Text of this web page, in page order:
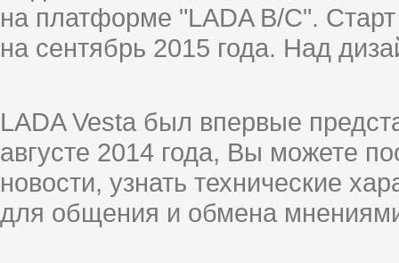
на платформе "LADA B/C".
на сентябрь 2015 года. Над
LADA Vesta был впервые
августе 2014 года, Вы можете
новости, узнать технические
для общения и обмена